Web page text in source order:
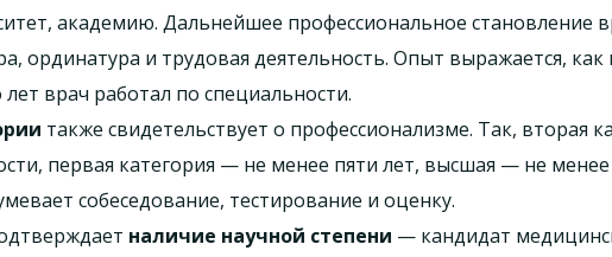
академию. Дальнейшее профессиональное становление
ординатура и трудовая деятельность. Опыт выражается, как
врач работал по специальности.
также свидетельствует о профессионализме. Так, вторая
первая категория — не менее пяти лет, высшая — не
собеседование, тестирование и оценку.
наличие научной степени — кандидат